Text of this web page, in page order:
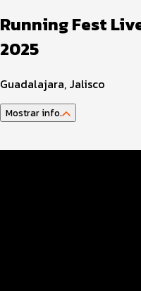
Running Fest
2025
Guadalajara, Jalisco
Mostrar info.